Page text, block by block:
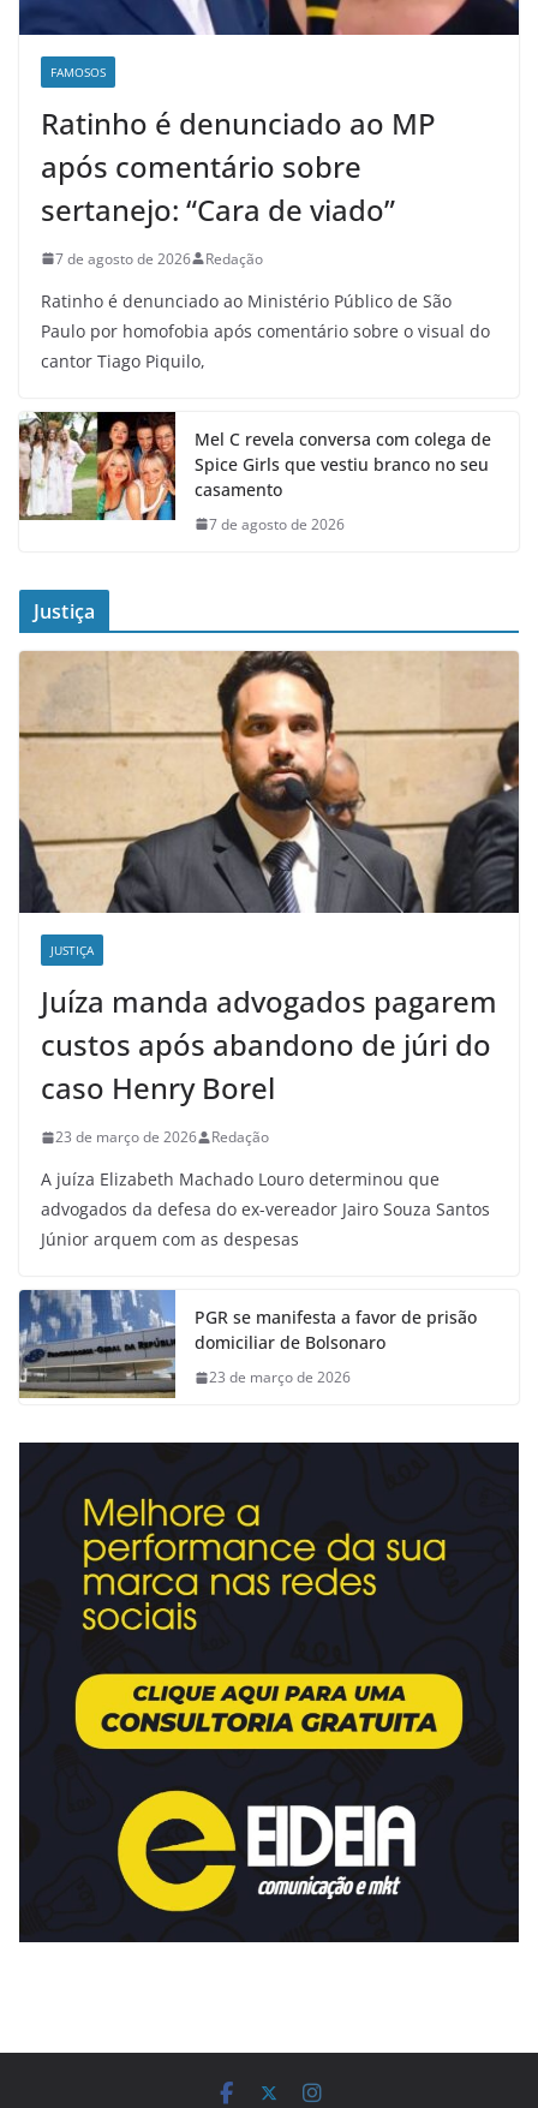
FAMOSOS
Ratinho é denunciado ao MP
após comentário sobre
sertanejo: “Cara de viado”
7 de agosto de 2026 Redação
Ratinho é denunciado ao Ministério Público de São
Paulo por homofobia após comentário sobre o visual do
cantor Tiago Piquilo,
Mel C revela conversa com colega de
Spice Girls que vestiu branco no seu
casamento
7 de agosto de 2026
Justiça
JUSTIÇA
Juíza manda advogados pagarem
custos após abandono de júri do
caso Henry Borel
23 de março de 2026 Redação
A juíza Elizabeth Machado Louro determinou que
advogados da defesa do ex-vereador Jairo Souza Santos
Júnior arquem com as despesas
PGR se manifesta a favor de prisão
domiciliar de Bolsonaro
23 de março de 2026